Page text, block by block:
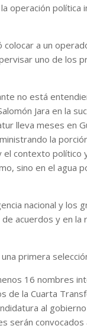
operación política
colocar a un
uno de los
no está
Jara en la
lleva meses en
la
contexto político
sino en el agua
nacional y los
acuerdos y en la
primera
16 nombres
de la Cuarta
al
serán